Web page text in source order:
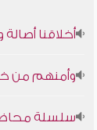
أخلاقنا
وأمنهم من
سلسلة